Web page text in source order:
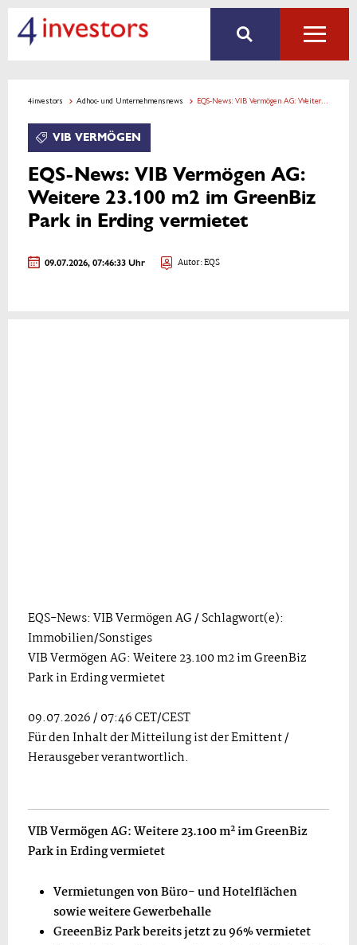
4investors Adhoc- und Unternehmensnews EQS-News: VIB Vermögen AG: Weitere 23.100 m2 im GreenBiz Park in Erding vermietet
VIB VERMÖGEN
EQS-News: VIB Vermögen AG:
Weitere 23.100 m2 im GreenBiz
Park in Erding vermietet
09.07.2026, 07:46:33 Uhr Autor: EQS
EQS-News: VIB Vermögen AG / Schlagwort(e):
Immobilien/Sonstiges
VIB Vermögen AG: Weitere 23.100 m2 im GreenBiz
Park in Erding vermietet
09.07.2026 / 07:46 CET/CEST
Für den Inhalt der Mitteilung ist der Emittent /
Herausgeber verantwortlich.
VIB Vermögen AG: Weitere 23.100 m2im GreenBiz
Park in Erding vermietet
Vermietungen von Büro- und Hotelflächen
sowie weitere Gewerbehalle
GreeenBiz Park bereits jetzt zu 96% vermietet